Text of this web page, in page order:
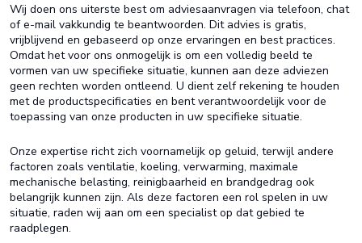
Wij doen ons uiterste best om adviesaanvragen via telefoon, chat
of e-mail vakkundig te beantwoorden. Dit advies is gratis,
vrijblijvend en gebaseerd op onze ervaringen en best practices.
Omdat het voor ons onmogelijk is om een volledig beeld te
vormen van uw specifieke situatie, kunnen aan deze adviezen
geen rechten worden ontleend. U dient zelf rekening te houden
met de productspecificaties en bent verantwoordelijk voor de
toepassing van onze producten in uw specifieke situatie.
Onze expertise richt zich voornamelijk op geluid, terwijl andere
factoren zoals ventilatie, koeling, verwarming, maximale
mechanische belasting, reinigbaarheid en brandgedrag ook
belangrijk kunnen zijn. Als deze factoren een rol spelen in uw
situatie, raden wij aan om een specialist op dat gebied te
raadplegen.